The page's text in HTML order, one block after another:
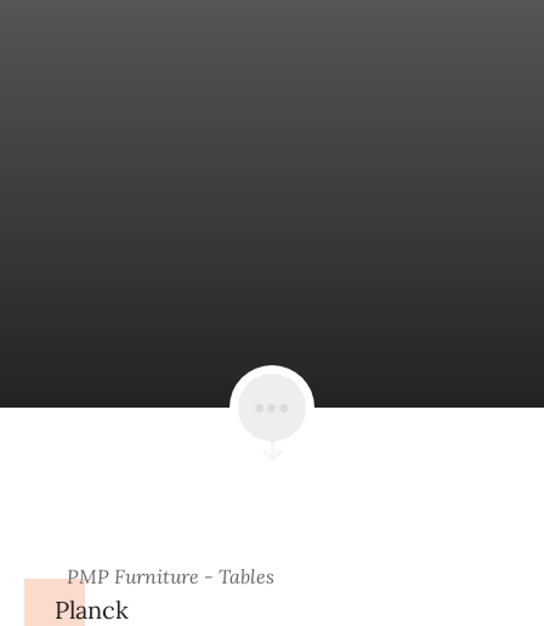
PMP Furniture - Tables
Planck